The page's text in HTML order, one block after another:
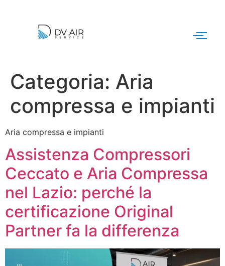
Categoria: Aria
compressa e impianti
Aria compressa e impianti
Assistenza Compressori
Ceccato e Aria Compressa
nel Lazio: perché la
certificazione Original
Partner fa la differenza